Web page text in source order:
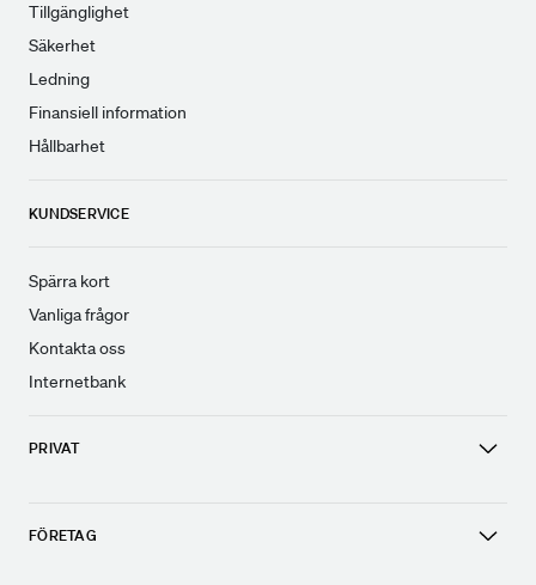
Tillgänglighet
Säkerhet
Ledning
Finansiell information
Hållbarhet
KUNDSERVICE
Spärra kort
Vanliga frågor
Kontakta oss
Internetbank
PRIVAT
FÖRETAG